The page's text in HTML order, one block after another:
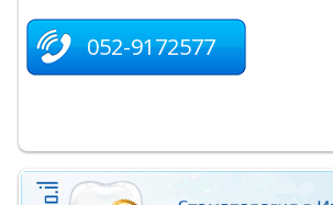
052-9172577